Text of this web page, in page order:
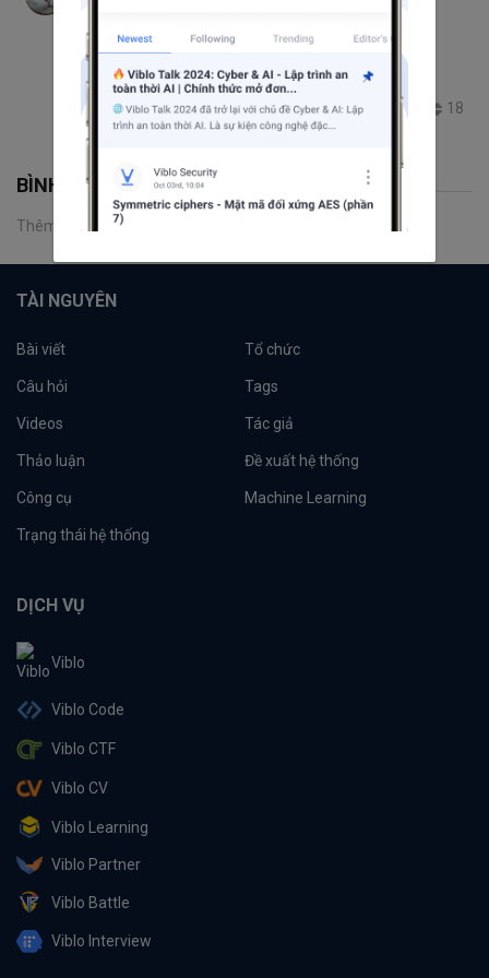
SolidJS là gì?
frontend
JavaScript
828 3 3 18
BÌNH LUẬN
Thêm một bình luận
TÀI NGUYÊN
Bài viết Tổ chức
Câu hỏi Tags
Videos Tác giả
Thảo luận Đề xuất hệ thống
Công cụ Machine Learning
Trạng thái hệ thống
DỊCH VỤ
Viblo
Viblo Code
Viblo CTF
Viblo CV
Viblo Learning
Viblo Partner
Viblo Battle
Viblo Interview